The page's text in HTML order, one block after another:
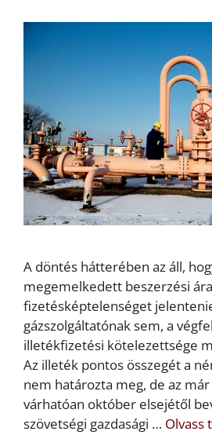
A döntés hátterében az áll,
megemelkedett beszerzési
fizetésképtelenséget
gázszolgáltatónak sem, a
illetékfizetési kötelezettsége
Az illeték pontos összegét a
nem határozta meg, de az
várhatóan október elsejétől
szövetségi gazdasági … Olvass